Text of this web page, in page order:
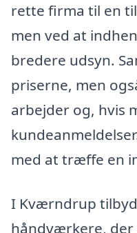
rette firma til en
men ved at
bredere udsyn.
priserne, men
arbejder og, hvis
med at træffe en
I Kværndrup
håndværkere, der